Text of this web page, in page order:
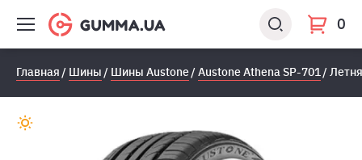
0
Главная Шины Шины Austone Austone Athena SP-701